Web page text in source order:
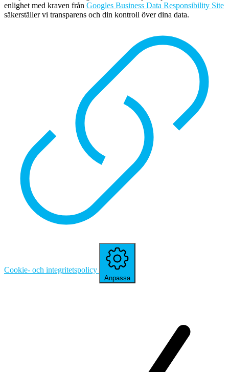
enlighet med kraven från Googles Business Data Responsibility Site
säkerställer vi transparens och din kontroll över dina data.
Cookie- och integritetspolicy
Anpassa